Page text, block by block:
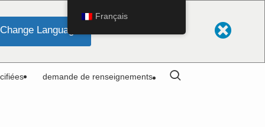
Change Language
demande de renseignements
Français